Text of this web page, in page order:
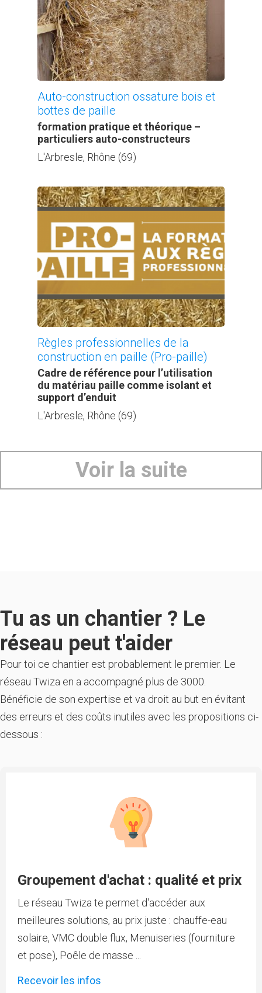
Auto-construction ossature bois et
bottes de paille
formation pratique et théorique –
particuliers auto-constructeurs
L'Arbresle, Rhône (69)
Règles professionnelles de la
construction en paille (Pro-paille)
Cadre de référence pour l’utilisation
du matériau paille comme isolant et
support d’enduit
L'Arbresle, Rhône (69)
Voir la suite
Tu as un chantier ? Le
réseau peut t'aider
Pour toi ce chantier est probablement le premier. Le
réseau Twiza en a accompagné plus de 3000.
Bénéficie de son expertise et va droit au but en évitant
des erreurs et des coûts inutiles avec les propositions ci-
dessous :
Groupement d'achat : qualité et prix
Le réseau Twiza te permet d'accéder aux
meilleures solutions, au prix juste : chauffe-eau
solaire, VMC double flux, Menuiseries (fourniture
et pose), Poêle de masse ...
Recevoir les infos